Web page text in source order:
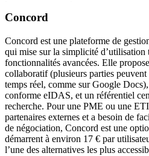
Concord
Concord est une plateforme de
qui mise sur la simplicité d’utilisation
fonctionnalités avancées. Elle
collaboratif (plusieurs parties
temps réel, comme sur Google
conforme eIDAS, et un référentiel
recherche. Pour une PME ou une
partenaires externes et a besoin de
de négociation, Concord est une
démarrent à environ 17 € par
l’une des alternatives les plus